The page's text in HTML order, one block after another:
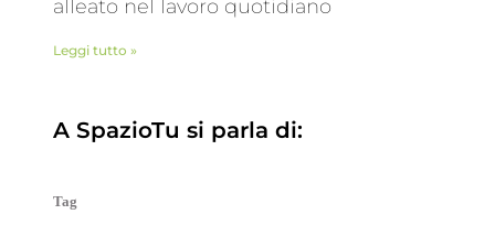
alleato nel lavoro quotidiano
Leggi tutto »
A SpazioTu si parla di:
Tag